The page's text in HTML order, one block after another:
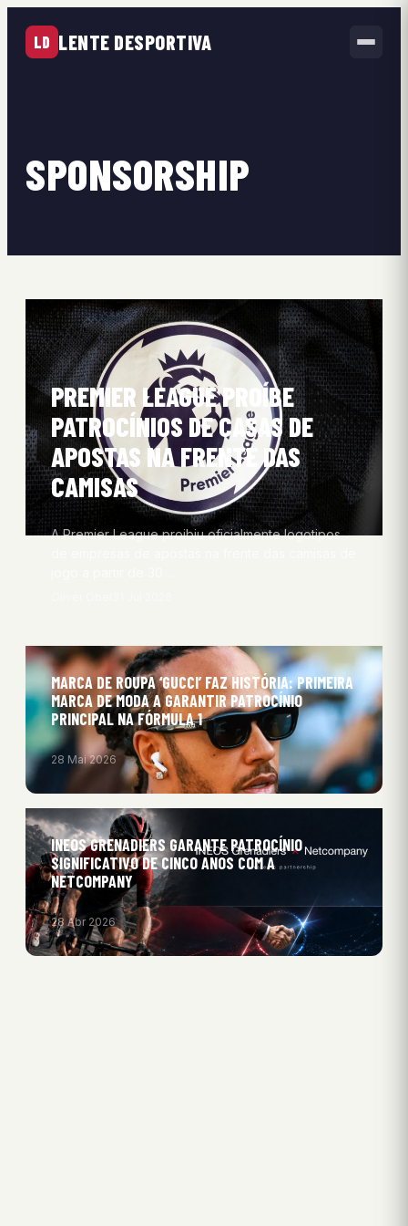
LD LENTE DESPORTIVA
SPONSORSHIP
PREMIER LEAGUE PROÍBE
PATROCÍNIOS DE CASAS DE
APOSTAS NA FRENTE DAS
CAMISAS
A Premier League proibiu oficialmente logotipos
MARCA DE ROUPA ‘GUCCI’ FAZ HISTÓRIA: PRIMEIRA
MARCA DE MODA A GARANTIR PATROCÍNIO
PRINCIPAL NA FÓRMULA 1
28 Mai 2026
INEOS GRENADIERS GARANTE PATROCÍNIO
SIGNIFICATIVO DE CINCO ANOS COM A
NETCOMPANY
28 Abr 2026